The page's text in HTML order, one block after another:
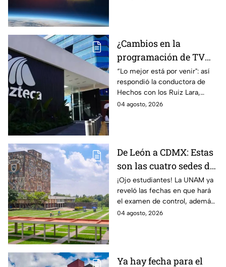
¿Cambios en la
programación de TV
Azteca? Esto respondió
la televisora sobre los
rumores difundidos
“Lo mejor está por venir": así
respondió la conductora de
Hechos con los Ruiz Lara,
Christian Lara, ante la
04 agosto, 2026
De León a CDMX: Estas
son las cuatro sedes del
examen de control de
la UNAM
¡Ojo estudiantes! La UNAM ya
reveló las fechas en que hará
el examen de control, además
sorprendió con cuatro sedes,
04 agosto, 2026
Ya hay fecha para el